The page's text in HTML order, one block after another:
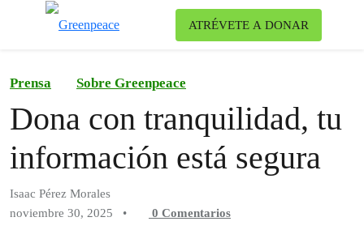
ATRÉVETE A DONAR
Prensa Sobre Greenpeace
Dona con tranquilidad, tu
información está segura
Isaac Pérez Morales
noviembre 30, 2025
• 0 Comentarios